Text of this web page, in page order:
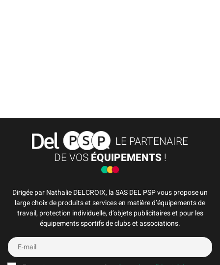
LE PARTENAIRE
DE VOSÉQUIPEMENTS!
Dirigée par Nathalie DELCROIX, la SAS DEL PSP vous propose un
large choix de produits et services en matière d’équipements de
travail, protection individuelle, d’objets publicitaires et pour les
équipements sportifs de clubs et associations.